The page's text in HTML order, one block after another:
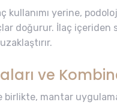
kullanımı yerine,
doğurur. İlaç içeriden
ve
birlikte, mantar